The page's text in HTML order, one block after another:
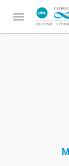
Toggle